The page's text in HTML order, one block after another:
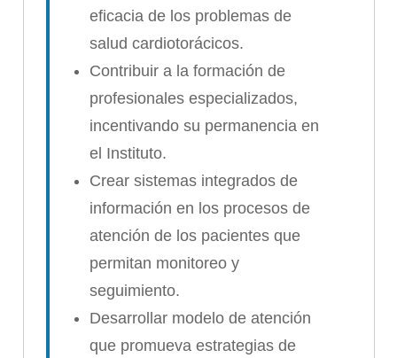
eficacia de los problemas de
salud cardiotorácicos.
Contribuir a la formación de
profesionales especializados,
incentivando su permanencia en
el Instituto.
Crear sistemas integrados de
información en los procesos de
atención de los pacientes que
permitan monitoreo y
seguimiento.
Desarrollar modelo de atención
que promueva estrategias de